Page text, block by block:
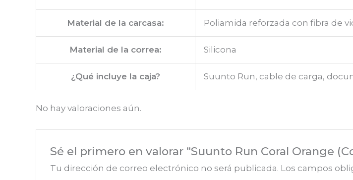
Material de la carcasa: Poliamida reforzada con fibra de
Material de la correa: Silicona
¿Qué incluye la caja? Suunto Run, cable de carga,
No hay valoraciones aún.
Sé el primero en valorar “Suunto Run Coral Orange
Tu dirección de correo electrónico no será publicada. Los campos